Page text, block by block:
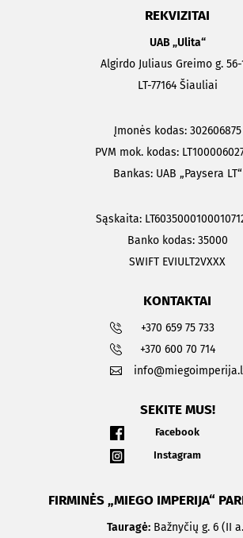
REKVIZITAI
UAB „Ulita“
Algirdo Juliaus Greimo g. 56-
LT-77164 Šiauliai
Įmonės kodas: 302606875
PVM mok. kodas:
Bankas: UAB „Paysera LT“
Sąskaita:
Banko kodas: 35000
SWIFT EVIULT2VXXX
KONTAKTAI
+370 659 75 733
+370 600 70 714
SEKITE MUS!
Facebook
Instagram
FIRMINĖS „MIEGO IMPERIJA“
Tauragė: Bažnyčių g. 6 (II